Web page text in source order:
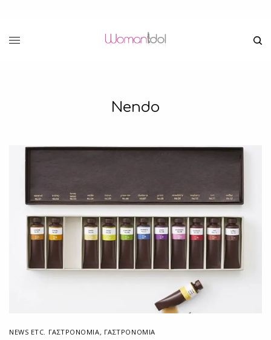
Nendo
NEWS ETC. ΓΑΣΤΡΟΝΟΜΊΑ, ΓΑΣΤΡΟΝΟΜΙΑ